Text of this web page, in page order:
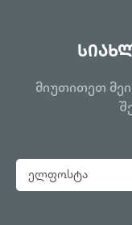
მიუთითეთ